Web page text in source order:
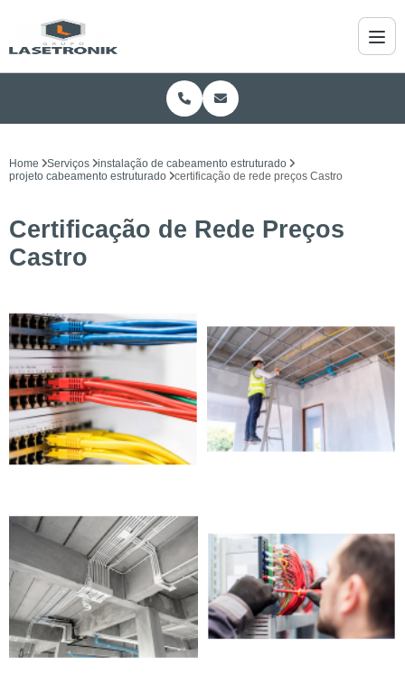
Home Serviços
instalação de cabeamento estruturado
projeto cabeamento estruturado
certificação de rede preços Castro
Certificação de Rede Preços
Castro